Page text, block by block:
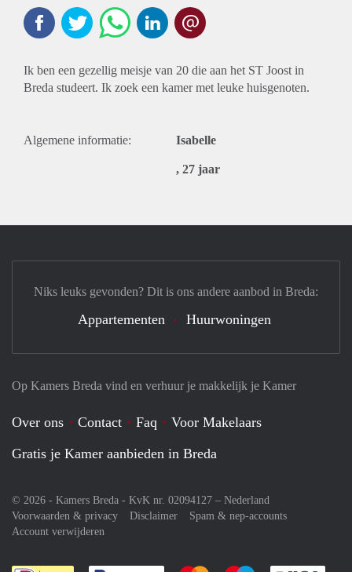
Ik ben een gezellig meisje van 20 die aan het ST Joost in
Breda studeert. Ik zoek een kamer met leuke huisgenoten.
Algemene informatie: Isabelle
, 27 jaar
Op Kamers Breda vind en verhuur je makkelijk je Kamer
Over ons Contact Faq
Voor Makelaars
Gratis je Kamer aanbieden in Breda
© 2026 - Kamers Breda - KvK nr. 02094127 – Nederland
Voorwaarden & privacy
Disclaimer
Spam & nep-accounts
Account verwijderen
Niks leuks gevonden? Dit is ons andere aanbod in Breda:
Appartementen Huurwoningen